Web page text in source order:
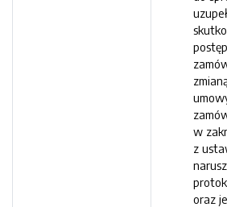
w
z
oraz